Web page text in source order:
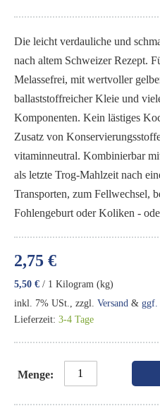
2,75 €
5,50 € / 1 Kilogram (kg)
inkl. 7% USt., zzgl. Versand& ggf.
Lieferzeit: 3-4 Tage
Menge
Die leicht verdauliche und
nach altem Schweizer Rezept.
Melassefrei, mit wertvoller
ballaststoffreicher Kleie und
Komponenten. Kein lästiges
Zusatz von
vitaminneutral. Kombinierbar
als letzte Trog-Mahlzeit nach
Transporten, zum Fellwechsel,
Fohlengeburt oder Koliken -